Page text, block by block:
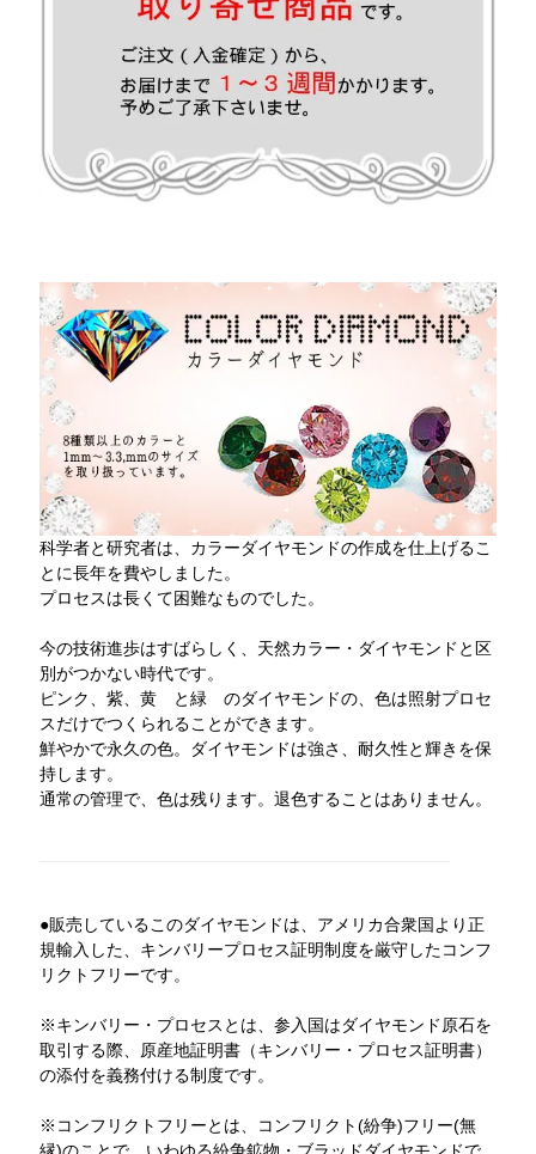
科学者と研究者は、カラーダイヤモンドの作成を仕上げるこ
とに長年を費やしました。
プロセスは長くて困難なものでした。
今の技術進歩はすばらしく、天然カラー・ダイヤモンドと区
別がつかない時代です。
ピンク、紫、黄 と緑 のダイヤモンドの、色は照射プロセ
スだけでつくられることができます。
鮮やかで永久の色。ダイヤモンドは強さ、耐久性と輝きを保
持します。
通常の管理で、色は残ります。退色することはありません。
●販売しているこのダイヤモンドは、アメリカ合衆国より正
規輸入した、キンバリープロセス証明制度を厳守したコンフ
リクトフリーです。
※キンバリー・プロセスとは、参入国はダイヤモンド原石を
取引する際、原産地証明書（キンバリー・プロセス証明書）
の添付を義務付ける制度です。
※コンフリクトフリーとは、コンフリクト(紛争)フリー(無
縁)のことで、いわゆる紛争鉱物・ブラッドダイヤモンドで